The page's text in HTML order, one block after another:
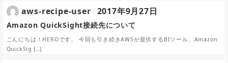
Amazon QuickSight接続先について
こんにちは！HEROです。 今回も引き続きAWSが提供するBIツール、Amazon
QuickSig […]
aws-recipe-user 2017年9月27日